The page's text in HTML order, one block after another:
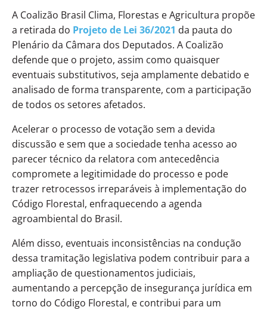
A Coalizão Brasil Clima, Florestas e Agricultura propõe
a retirada do Projeto de Lei 36/2021 da pauta do
Plenário da Câmara dos Deputados. A Coalizão
defende que o projeto, assim como quaisquer
eventuais substitutivos, seja amplamente debatido e
analisado de forma transparente, com a participação
de todos os setores afetados.
Acelerar o processo de votação sem a devida
discussão e sem que a sociedade tenha acesso ao
parecer técnico da relatora com antecedência
compromete a legitimidade do processo e pode
trazer retrocessos irreparáveis à implementação do
Código Florestal, enfraquecendo a agenda
agroambiental do Brasil.
Além disso, eventuais inconsistências na condução
dessa tramitação legislativa podem contribuir para a
ampliação de questionamentos judiciais,
aumentando a percepção de insegurança jurídica em
torno do Código Florestal, e contribui para um